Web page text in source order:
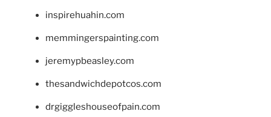
inspirehuahin.com
memmingerspainting.com
jeremypbeasley.com
thesandwichdepotcos.com
drgiggleshouseofpain.com